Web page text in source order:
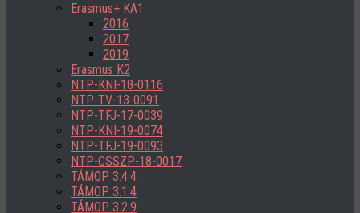
Erasmus+ KA1
2016
2017
2019
Erasmus K2
NTP-KNI-18-0116
NTP-TV-13-0091
NTP-TFJ-17-0039
NTP-KNI-19-0074
NTP-TFJ-19-0093
NTP-CSSZP-18-0017
TÁMOP 3.4.4
TÁMOP 3.1.4
TÁMOP 3.2.9